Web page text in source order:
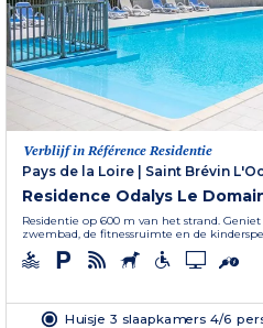
Verblijf in Référence Residentie
Pays de la Loire
Saint Brévin
Residence Odalys Le
Residentie op 600 m van het strand.
zwembad, de fitnessruimte en de
Huisje 3 slaapkamers 4/6